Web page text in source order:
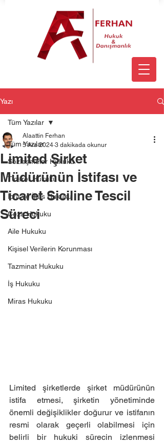
Yazı
Tüm Yazılar
Sözleşmeler Hukuku
Ticaret Hukuku
İcra ve İflas Hukuku
Ceza Hukuku
Aile Hukuku
Kişisel Verilerin Korunması
Tazminat Hukuku
İş Hukuku
Miras Hukuku
Tüm Yazılar
Limited Şirket
Müdürünün İstifası ve
Ticaret Siciline Tescil
Süreci
Alaattin Ferhan
5 Ara 2024 3 dakikada okunur
Limited şirketlerde şirket müdürünün
istifa etmesi, şirketin yönetiminde
önemli değişiklikler doğurur ve istifanın
resmi olarak geçerli olabilmesi için
belirli bir hukuki sürecin izlenmesi